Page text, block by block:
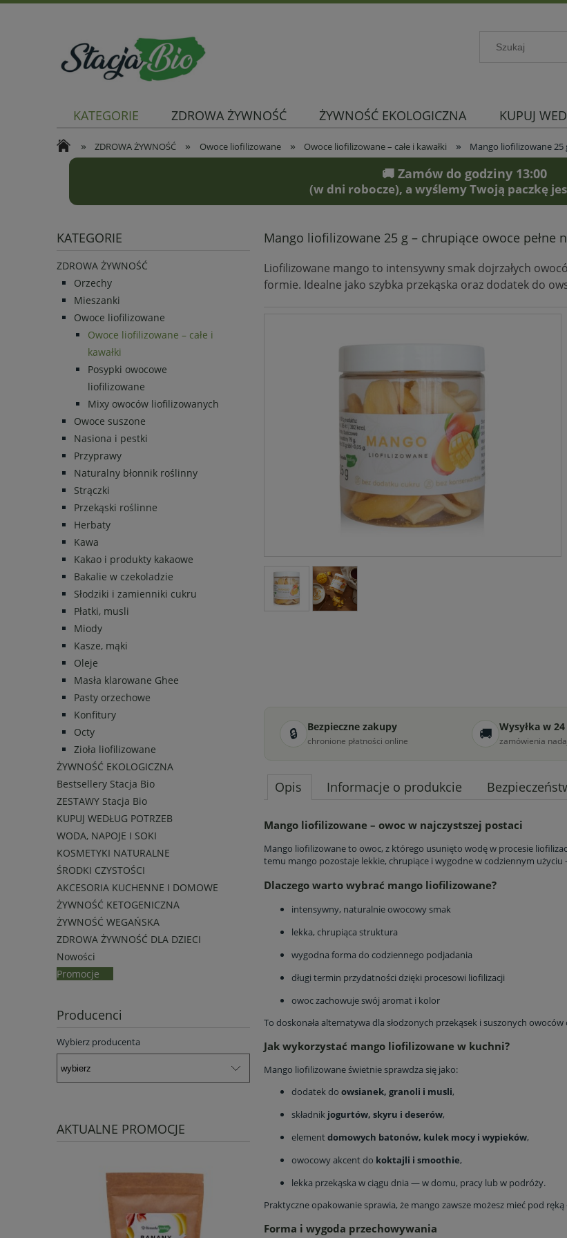
KATEGORIE ZDROWA ŻYWNOŚĆ ŻYWNOŚĆ EKOLOGICZNA KUPUJ
» ZDROWA ŻYWNOŚĆ » Owoce liofilizowane » Owoce liofilizowane – całe i kawałki » Mango liofilizowane 25
🚚 Zamów do godziny 13:00
(w dni robocze), a wyślemy Twoją paczkę
KATEGORIE
ZDROWA ŻYWNOŚĆ
Orzechy
Mieszanki
Owoce liofilizowane
Owoce liofilizowane – całe i
kawałki
Posypki owocowe
liofilizowane
Mixy owoców liofilizowanych
Owoce suszone
Nasiona i pestki
Przyprawy
Naturalny błonnik roślinny
Strączki
Przekąski roślinne
Herbaty
Kawa
Kakao i produkty kakaowe
Bakalie w czekoladzie
Słodziki i zamienniki cukru
Płatki, musli
Miody
Kasze, mąki
Oleje
Masła klarowane Ghee
Pasty orzechowe
Konfitury
Octy
Zioła liofilizowane
ŻYWNOŚĆ EKOLOGICZNA
Bestsellery Stacja Bio
ZESTAWY Stacja Bio
KUPUJ WEDŁUG POTRZEB
WODA, NAPOJE I SOKI
KOSMETYKI NATURALNE
ŚRODKI CZYSTOŚCI
AKCESORIA KUCHENNE I DOMOWE
ŻYWNOŚĆ KETOGENICZNA
ŻYWNOŚĆ WEGAŃSKA
ZDROWA ŻYWNOŚĆ DLA DZIECI
Nowości
Promocje
Producenci
Wybierz producenta
AKTUALNE PROMOCJE
Mango liofilizowane 25 g – chrupiące owoce pełne
Liofilizowane mango to intensywny smak dojrzałych
formie. Idealne jako szybka przekąska oraz dodatek do
🔒 Bezpieczne zakupy
chronione płatności online 🚚 Wysyłka w 24
zamówienia
Opis Informacje o produkcie
Mango liofilizowane – owoc w najczystszej postaci
Mango liofilizowane to owoc, z którego usunięto wodę w procesie
temu mango pozostaje lekkie, chrupiące i wygodne w codziennym
Dlaczego warto wybrać mango liofilizowane?
intensywny, naturalnie owocowy smak
lekka, chrupiąca struktura
wygodna forma do codziennego podjadania
długi termin przydatności dzięki procesowi liofilizacji
owoc zachowuje swój aromat i kolor
To doskonała alternatywa dla słodzonych przekąsek i suszonych owoców
Jak wykorzystać mango liofilizowane w kuchni?
Mango liofilizowane świetnie sprawdza się jako:
dodatek do owsianek, granoli i musli,
składnik jogurtów, skyru i deserów,
elementdomowych batonów, kulek mocy i wypieków,
owocowy akcent do koktajli i smoothie,
lekka przekąska w ciągu dnia — w domu, pracy lub w podróży.
Praktyczne opakowanie sprawia, że mango zawsze możesz mieć pod
Forma i wygoda przechowywania